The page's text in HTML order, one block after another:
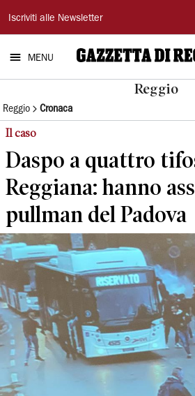
Gazzetta
di
Reggio
Iscriviti alle Newsletter
MENU
Reggio
Reggio Cronaca
Il caso
Daspo a quattro
Reggiana: hanno
pullman del Padova